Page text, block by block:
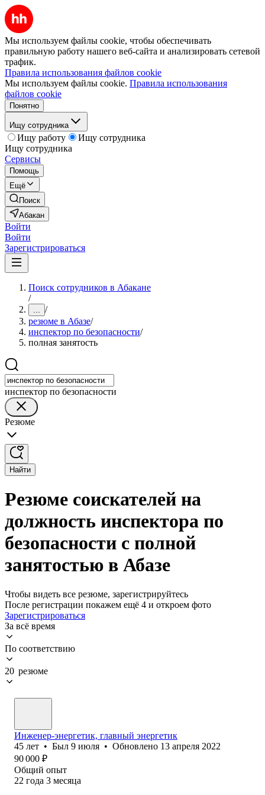
Мы используем файлы cookie, чтобы обеспечивать
правильную работу нашего веб-сайта и анализировать сетевой
трафик.
Правила использования файлов cookie
Мы используем файлы cookie. Правила использования
файлов cookie
Понятно
Ищу сотрудника
Ищу работу
Ищу сотрудника
Ищу сотрудника
Сервисы
Помощь
Ещё
Поиск
Абакан
Войти
Войти
Зарегистрироваться
Поиск сотрудников в Абакане
/
... /
резюме в Абазе/
инспектор по безопасности/
полная занятость
инспектор по безопасности
Резюме
Найти
Резюме соискателей на
должность инспектора по
безопасности с полной
занятостью в Абазе
Чтобы видеть все резюме, зарегистрируйтесь
После регистрации покажем ещё 4 и откроем фото
Зарегистрироваться
За всё время
По соответствию
20 резюме
Инженер-энергетик, главный энергетик
45 лет • Был 9 июля • Обновлено 13 апреля 2022
90 000 ₽
Общий опыт
22 года 3 месяца